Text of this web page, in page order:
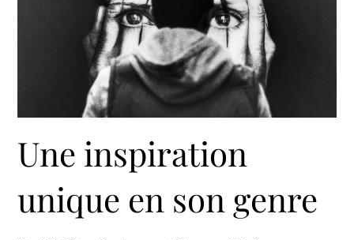
Une inspiration
unique en son genre